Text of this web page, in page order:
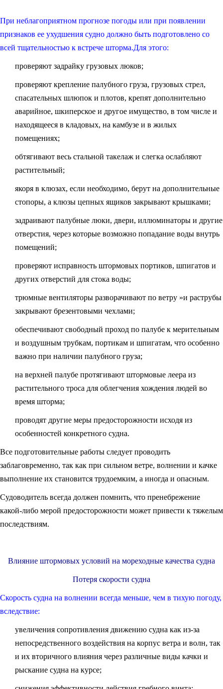
При неблагоприятном прогнозе погоды или при появлении
признаков ее ухудшения судно должно быть подготовлено со
всей тщательностью к встрече шторма.Для этого:
проверяют задрайку грузовых люков;
проверяют крепление палубного груза, грузовых стрел,
спасательных шлюпок и плотов, крепят дополнительно
аварийное, шкиперское и другое имущество, в том числе и
находящееся в кладовых, на камбузе и в жилых
помещениях;
обтягивают весь стальной такелаж и слегка ослабляют
растительный;
якоря в клюзах, если необходимо, берут на дополнительные
стопоры, а клюзы цепных ящиков закрывают крышками;
задраивают палубные люки, двери, иллюминаторы и другие
отверстия, через которые возможно попадание воды внутрь
помещений;
проверяют исправность штормовых портиков, шпигатов и
других отверстий для стока воды;
трюмные вентиляторы разворачивают по ветру »и раструбы
закрывают брезентовыми чехлами;
обеспечивают свободный проход по палубе к мерительным
и воздушным трубкам, портикам и шпигатам, что особенно
важно при наличии палубного груза;
на верхней палубе протягивают штормовые леера из
растительного троса для облегчения хождения людей во
время шторма;
проводят другие меры предосторожности исходя из
особенностей конкретного судна.
Все подготовительные работы следует проводить
заблаговременно, так как при сильном ветре, волнении и качке
выполнение их становится трудоемким, а иногда и опасным.
Судоводитель всегда должен помнить, что пренебрежение
какой-либо мерой предосторожности может привести к тяжелым
последствиям.
Влияние штормовых условий на мореходные качества судна
Потеря скорости судна
Скорость судна на волнении всегда меньше, чем в тихую погоду,
вследствие:
увеличения сопротивления движению судна как из-за
непосредственного воздействия на корпус ветра и волн, так
и их вторичного влияния через различные виды качки и
рыскание судна на курсе;